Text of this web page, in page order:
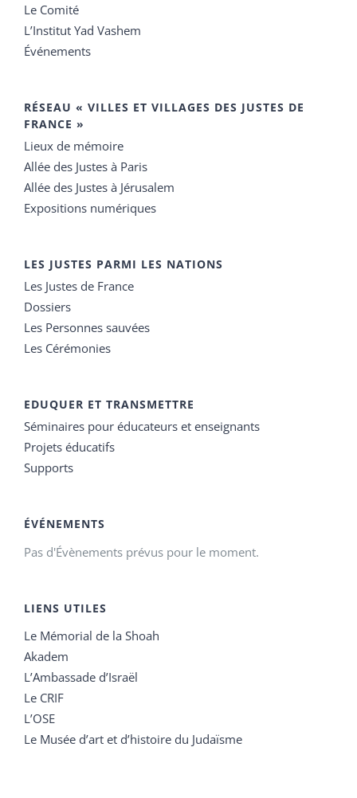
Le Comité
L’Institut Yad Vashem
Événements
RÉSEAU « VILLES ET VILLAGES DES JUSTES DE
FRANCE »
Lieux de mémoire
Allée des Justes à Paris
Allée des Justes à Jérusalem
Expositions numériques
LES JUSTES PARMI LES NATIONS
Les Justes de France
Dossiers
Les Personnes sauvées
Les Cérémonies
EDUQUER ET TRANSMETTRE
Séminaires pour éducateurs et enseignants
Projets éducatifs
Supports
ÉVÉNEMENTS
Pas d'Évènements prévus pour le moment.
LIENS UTILES
Le Mémorial de la Shoah
Akadem
L’Ambassade d’Israël
Le CRIF
L’OSE
Le Musée d’art et d’histoire du Judaïsme